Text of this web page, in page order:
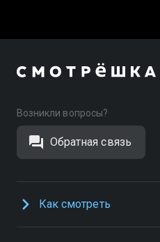
Возникли вопросы?
Обратная связь
Как смотреть